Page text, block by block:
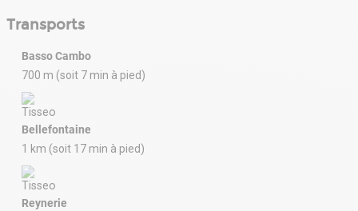
Transports
Basso Cambo
700 m (soit 7 min à pied)
Bellefontaine
1 km (soit 17 min à pied)
Reynerie